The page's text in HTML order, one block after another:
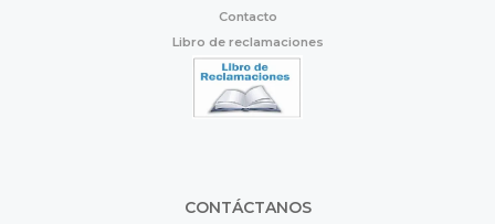
Contacto
Libro de reclamaciones
CONTÁCTANOS